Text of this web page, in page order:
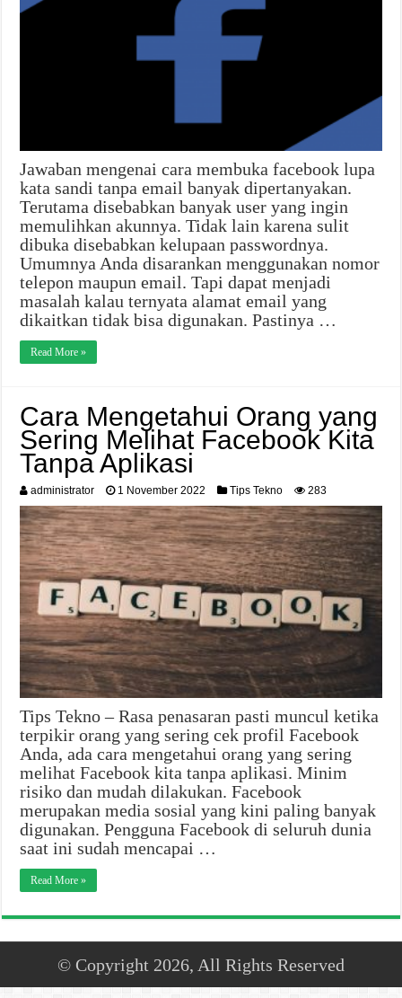
Jawaban mengenai cara membuka facebook lupa
kata sandi tanpa email banyak dipertanyakan.
Terutama disebabkan banyak user yang ingin
memulihkan akunnya. Tidak lain karena sulit
dibuka disebabkan kelupaan passwordnya.
Umumnya Anda disarankan menggunakan nomor
telepon maupun email. Tapi dapat menjadi
masalah kalau ternyata alamat email yang
dikaitkan tidak bisa digunakan. Pastinya …
Read More »
Cara Mengetahui Orang yang
Sering Melihat Facebook Kita
Tanpa Aplikasi
administrator 1 November 2022 Tips Tekno 283
Tips Tekno – Rasa penasaran pasti muncul ketika
terpikir orang yang sering cek profil Facebook
Anda, ada cara mengetahui orang yang sering
melihat Facebook kita tanpa aplikasi. Minim
risiko dan mudah dilakukan. Facebook
merupakan media sosial yang kini paling banyak
digunakan. Pengguna Facebook di seluruh dunia
saat ini sudah mencapai …
Read More »
© Copyright 2026, All Rights Reserved